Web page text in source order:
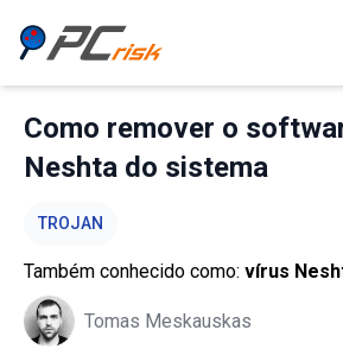
Como remover o
Neshta do sistema
TROJAN
Também conhecido como: vírus
Tomas Meskauskas